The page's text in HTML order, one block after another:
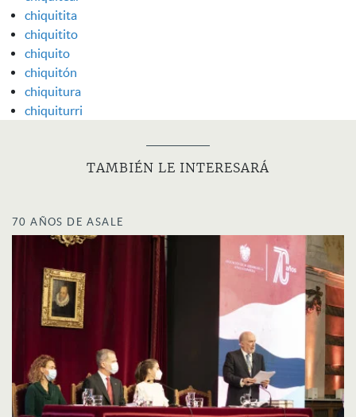
chiquitita
chiquitito
chiquito
chiquitón
chiquitura
chiquiturri
TAMBIÉN LE INTERESARÁ
70 AÑOS DE ASALE